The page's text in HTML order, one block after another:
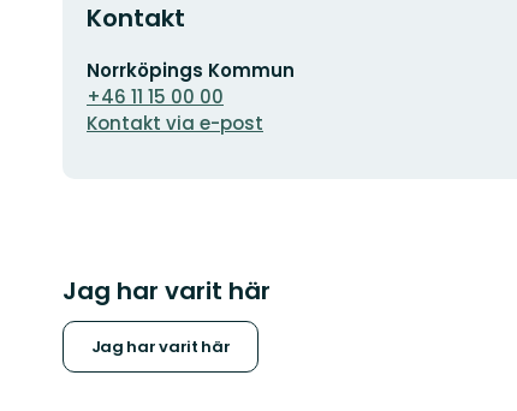
Kontakt
E-
postadress
Norrköpings Kommun
+46 11 15 00 00
Kontakt via e-post
Jag har varit här
Jag har varit här